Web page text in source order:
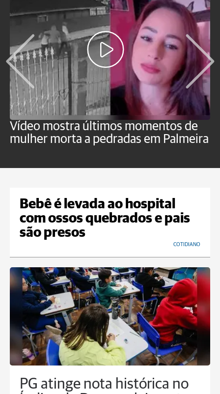
Vídeo mostra últimos momentos de
mulher morta a pedradas em Palmeira
Bebê é levada ao hospital
com ossos quebrados e pais
são presos
COTIDIANO
PG atinge nota histórica no